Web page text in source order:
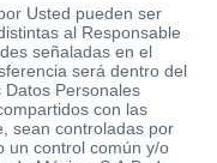
Usted pueden ser
al Responsable
señaladas en el
será dentro del
Personales
con las
sean controladas por
un control común y/o